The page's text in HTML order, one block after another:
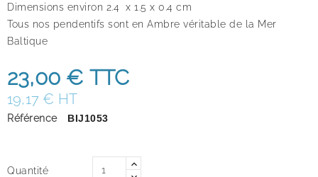
Dimensions environ 2.4 x 1.5 x 0.4 cm
Tous nos pendentifs sont en Ambre véritable de la Mer
Baltique
23,00 € TTC
19,17 € HT
Référence BIJ1053
Quantité